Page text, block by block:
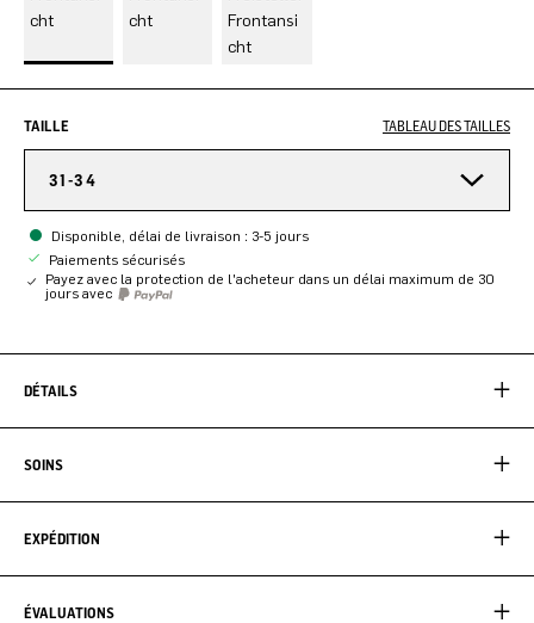
TAILLE TABLEAU DES TAILLES
31-34
Disponible, délai de livraison : 3-5 jours
Paiements sécurisés
Payez avec la protection de l'acheteur dans un délai maximum de 30
jours avec
DÉTAILS
SOINS
EXPÉDITION
ÉVALUATIONS